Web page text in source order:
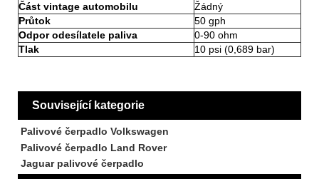
Část vintage automobilu
Žádný
Průtok
50 gph
Odpor odesílatele paliva
0-90 ohm
Tlak
10 psi (0,689 bar)
Související kategorie
Palivové čerpadlo Volkswagen
Palivové čerpadlo Land Rover
Jaguar palivové čerpadlo